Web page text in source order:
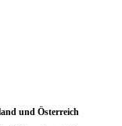
und Österreich